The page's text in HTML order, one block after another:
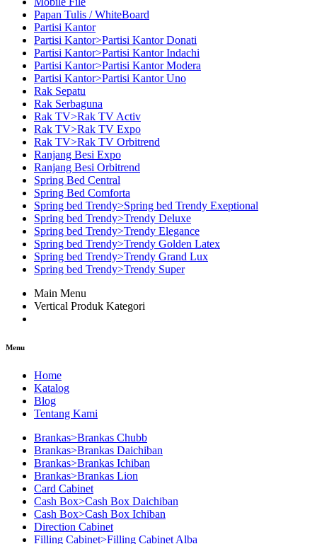
Papan Tulis / WhiteBoard
Partisi Kantor
Partisi Kantor>Partisi Kantor Donati
Partisi Kantor>Partisi Kantor Indachi
Partisi Kantor>Partisi Kantor Modera
Partisi Kantor>Partisi Kantor Uno
Rak Sepatu
Rak Serbaguna
Rak TV>Rak TV Activ
Rak TV>Rak TV Expo
Rak TV>Rak TV Orbitrend
Ranjang Besi Expo
Ranjang Besi Orbitrend
Spring Bed Central
Spring Bed Comforta
Spring bed Trendy>Spring bed Trendy Exeptional
Spring bed Trendy>Trendy Deluxe
Spring bed Trendy>Trendy Elegance
Spring bed Trendy>Trendy Golden Latex
Spring bed Trendy>Trendy Grand Lux
Spring bed Trendy>Trendy Super
Main Menu
Vertical Produk Kategori
Menu
Home
Katalog
Blog
Tentang Kami
Brankas>Brankas Chubb
Brankas>Brankas Daichiban
Brankas>Brankas Ichiban
Brankas>Brankas Lion
Card Cabinet
Cash Box>Cash Box Daichiban
Cash Box>Cash Box Ichiban
Direction Cabinet
Filling Cabinet>Filling Cabinet Alba